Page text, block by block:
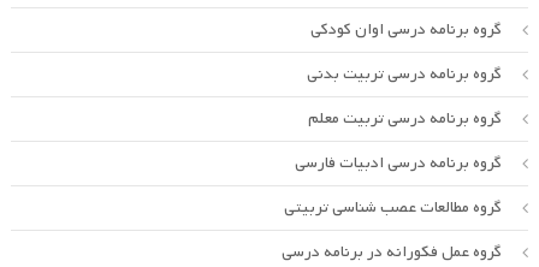
گروه برنامه درسی اوان کودکی
گروه برنامه درسی تربیت بدنی
گروه برنامه درسی تربیت معلم
گروه برنامه درسی ادبیات فارسی
گروه مطالعات عصب شناسی تربیتی
گروه عمل فکورانه در برنامه درسی